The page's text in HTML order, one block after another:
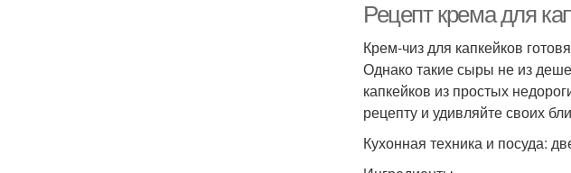
Рецепт крема для
Крем-чиз для капкейков
Однако такие сыры не из
капкейков из простых
рецепту и удивляйте своих
Кухонная техника и посуда: